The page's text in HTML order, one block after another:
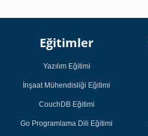
Eğitimler
Yazılım Eğitimi
İnşaat Mühendisliği Eğitimi
CouchDB Eğitimi
Go Programlama Dili Eğitimi